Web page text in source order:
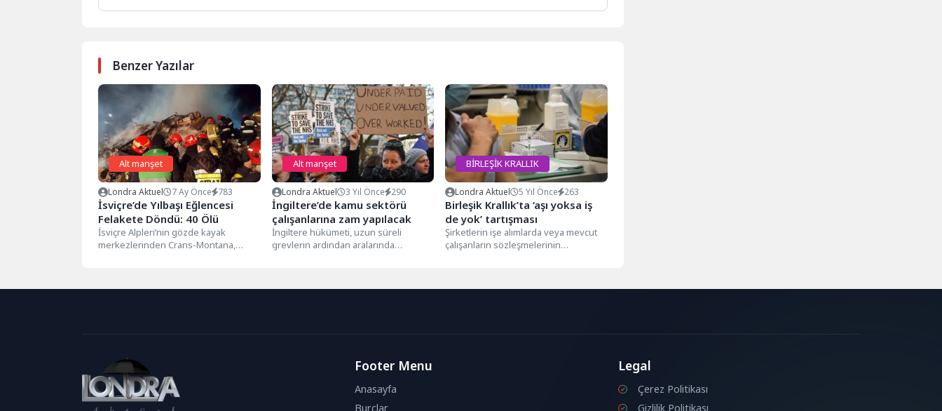
Benzer Yazılar
Alt manşet
Londra Aktuel 7 Ay Önce 783
İsviçre’de Yılbaşı Eğlencesi
Felakete Döndü: 40 Ölü
İsviçre Alpleri’nin gözde kayak
merkezlerinden Crans-Montana,
Alt manşet
Londra Aktuel 3 Yıl Önce 290
İngiltere’de kamu sektörü
çalışanlarına zam yapılacak
İngiltere hükümeti, uzun süreli
grevlerin ardından aralarında
BİRLEŞİK KRALLIK
Londra Aktuel 5 Yıl Önce 263
Birleşik Krallık’ta ‘aşı yoksa iş
de yok’ tartışması
Şirketlerin işe alımlarda veya mevcut
çalışanların sözleşmelerinin
Footer Menu
Anasayfa
Burçlar
Legal
Çerez Politikası
Gizlilik Politikası